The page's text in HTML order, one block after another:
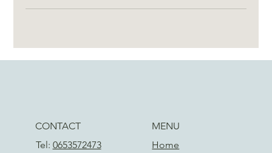
CONTACT
Tel: 0653572473
MENU
Home